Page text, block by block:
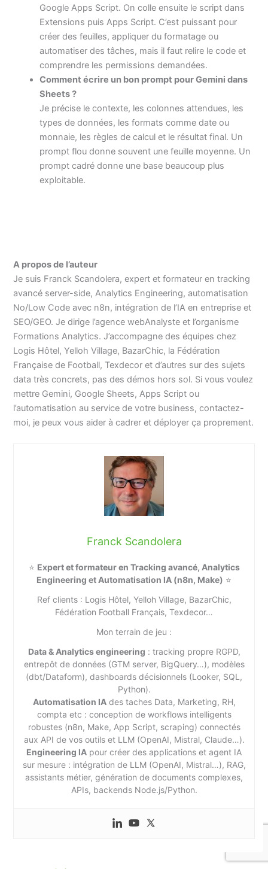
Google Apps Script. On colle ensuite le script dans
Extensions puis Apps Script. C’est puissant pour
créer des feuilles, appliquer du formatage ou
automatiser des tâches, mais il faut relire le code et
comprendre les permissions demandées.
Comment écrire un bon prompt pour Gemini dans
Sheets ?
Je précise le contexte, les colonnes attendues, les
types de données, les formats comme date ou
monnaie, les règles de calcul et le résultat final. Un
prompt flou donne souvent une feuille moyenne. Un
prompt cadré donne une base beaucoup plus
exploitable.
A propos de l’auteur
Je suis Franck Scandolera, expert et formateur en tracking
avancé server-side, Analytics Engineering, automatisation
No/Low Code avec n8n, intégration de l’IA en entreprise et
SEO/GEO. Je dirige l’agence webAnalyste et l’organisme
Formations Analytics. J’accompagne des équipes chez
Logis Hôtel, Yelloh Village, BazarChic, la Fédération
Française de Football, Texdecor et d’autres sur des sujets
data très concrets, pas des démos hors sol. Si vous voulez
mettre Gemini, Google Sheets, Apps Script ou
l’automatisation au service de votre business, contactez-
moi, je peux vous aider à cadrer et déployer ça proprement.
Franck Scandolera
⭐ Expert et formateur en Tracking avancé, Analytics
Engineering et Automatisation IA (n8n, Make) ⭐
Ref clients : Logis Hôtel, Yelloh Village, BazarChic,
Fédération Football Français, Texdecor…
Mon terrain de jeu :
Data & Analytics engineering : tracking propre RGPD,
entrepôt de données (GTM server, BigQuery…), modèles
(dbt/Dataform), dashboards décisionnels (Looker, SQL,
Python).
Automatisation IAdes taches Data, Marketing, RH,
compta etc : conception de workflows intelligents
robustes (n8n, Make, App Script, scraping) connectés
aux API de vos outils et LLM (OpenAI, Mistral, Claude…).
Engineering IA pour créer des applications et agent IA
sur mesure : intégration de LLM (OpenAI, Mistral…), RAG,
assistants métier, génération de documents complexes,
APIs, backends Node.js/Python.